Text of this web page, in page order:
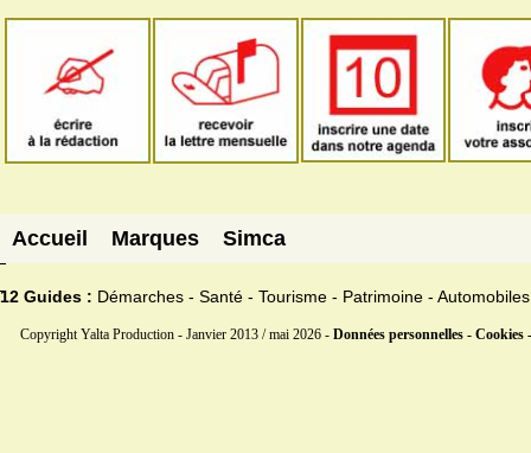
Accueil Marques Simca
12 Guides : Démarches - Santé - Tourisme - Patrimoine - Automobiles
Copyright Yalta Production - Janvier 2013 / mai 2026 - Données personnelles - Cookies